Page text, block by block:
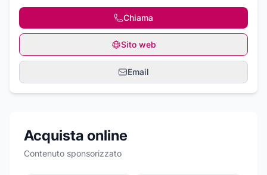
Chiama
Sito web
Email
Acquista online
Contenuto sponsorizzato